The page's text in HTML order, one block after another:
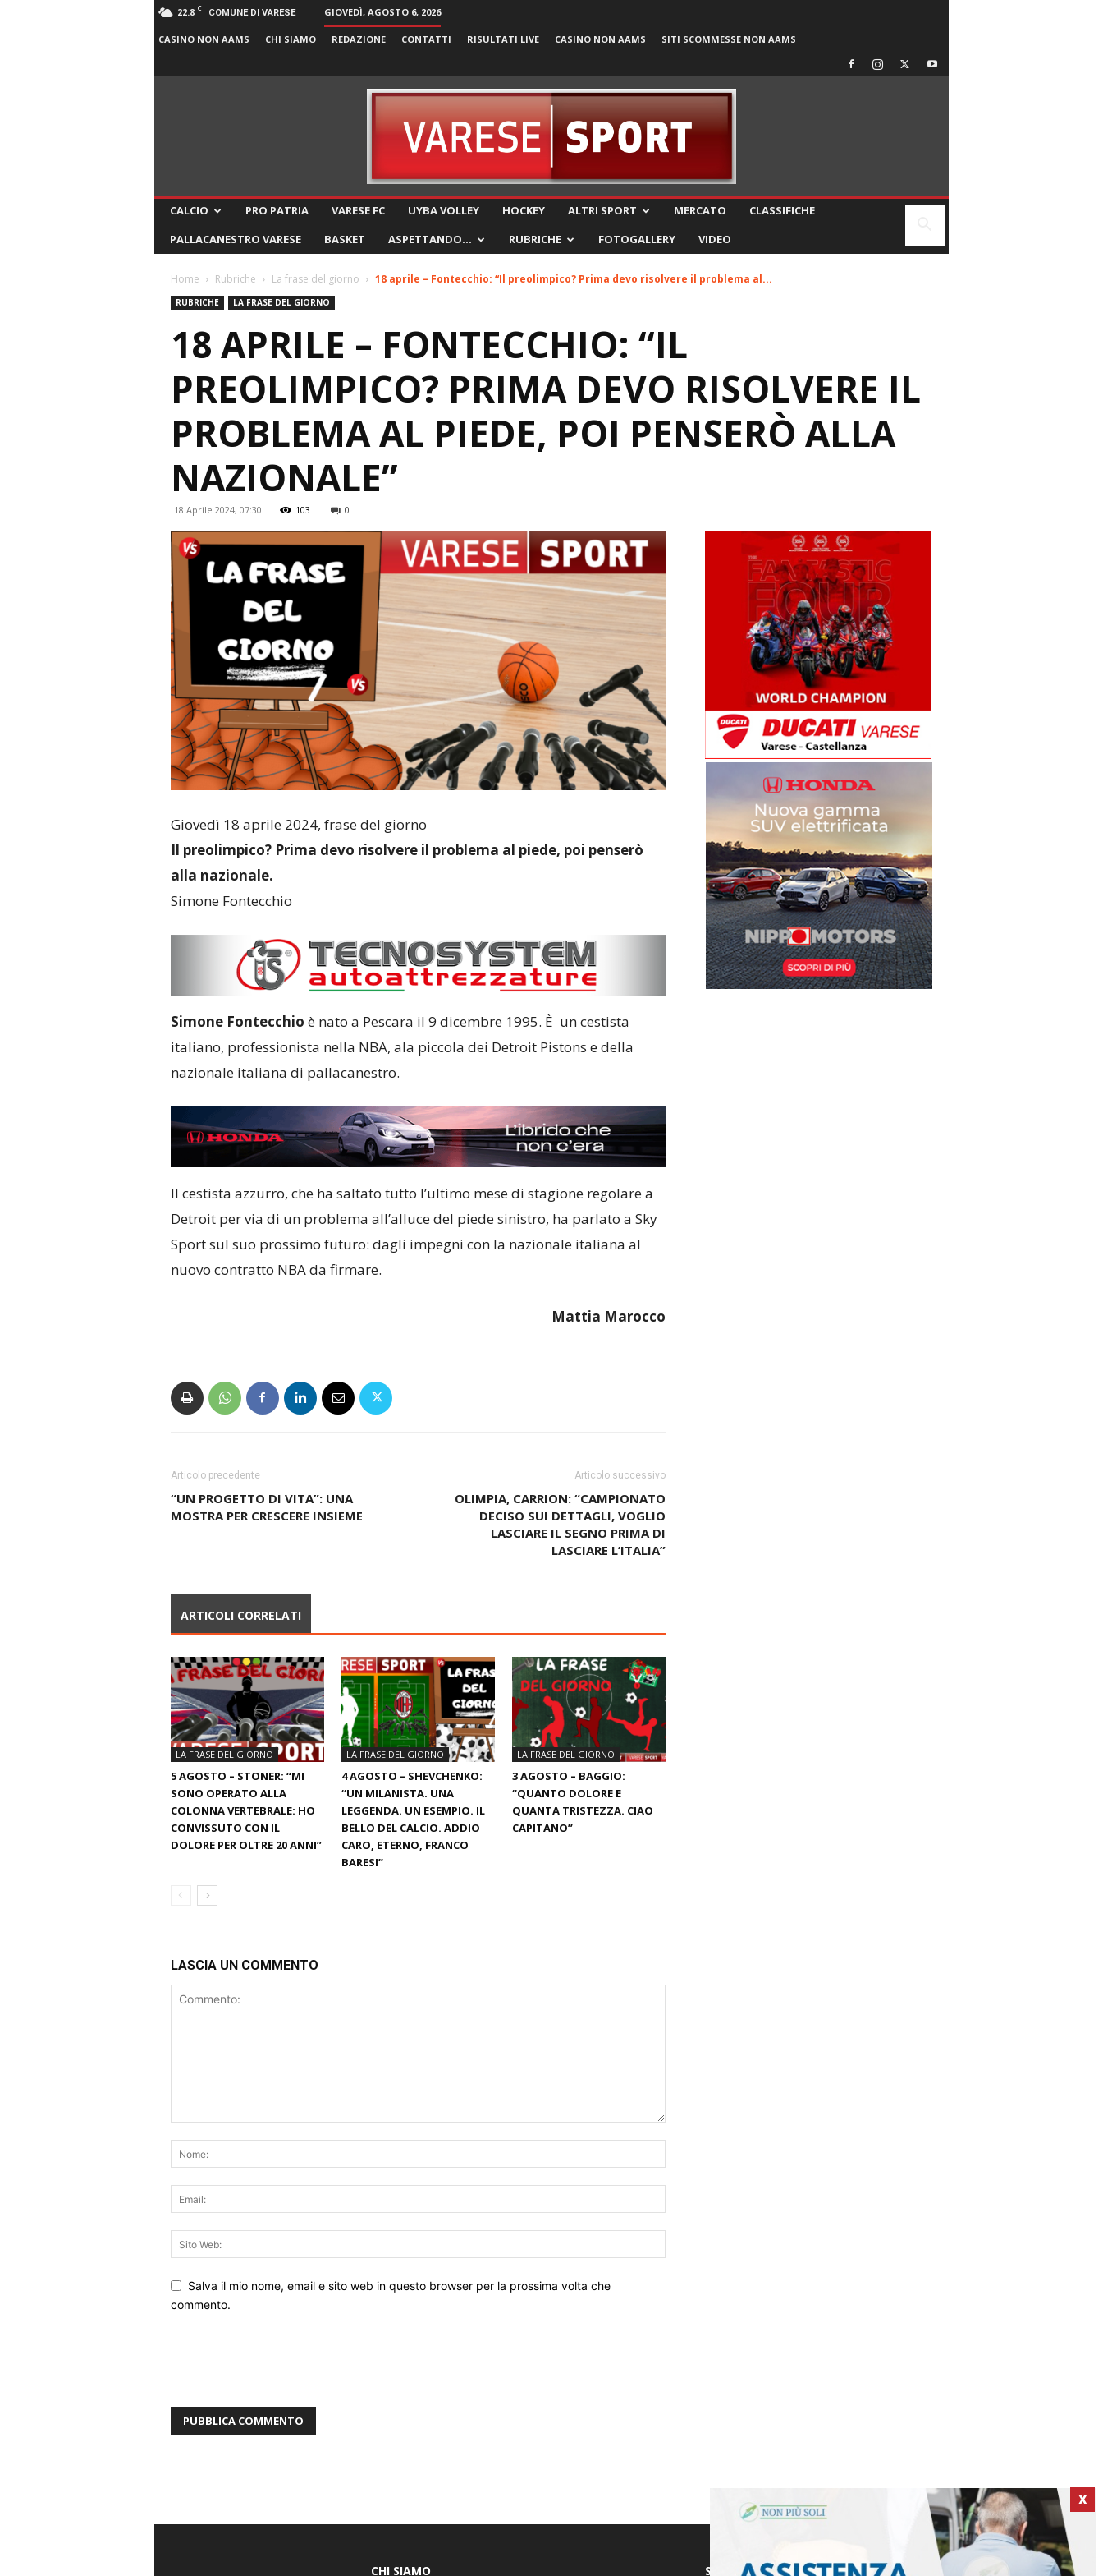
22.8 C COMUNE DI VARESE GIOVEDÌ, AGOSTO 6, 2026
CASINO NON AAMS CHI SIAMO REDAZIONE CONTATTI RISULTATI LIVE CASINO NON AAMS SITI SCOMMESSE NON AAMS
CALCIO PRO PATRIA VARESE FC UYBA VOLLEY HOCKEY ALTRI SPORT MERCATO
CLASSIFICHE
PALLACANESTRO VARESE
BASKET ASPETTANDO… RUBRICHE FOTOGALLERY VIDEO
Home Rubriche La frase del giorno 18 aprile – Fontecchio: “Il preolimpico? Prima devo risolvere il problema al...
RUBRICHE LA FRASE DEL GIORNO
18 APRILE – FONTECCHIO: “IL
PREOLIMPICO? PRIMA DEVO RISOLVERE IL
PROBLEMA AL PIEDE, POI PENSERÒ ALLA
NAZIONALE”
18 Aprile 2024, 07:30 103 0
Giovedì 18 aprile 2024, frase del giorno
Il preolimpico? Prima devo risolvere il problema al piede, poi penserò
alla nazionale.
Simone Fontecchio
Simone Fontecchio è nato a Pescara il 9 dicembre 1995. È un cestista
italiano, professionista nella NBA, ala piccola dei Detroit Pistons e della
nazionale italiana di pallacanestro.
Il cestista azzurro, che ha saltato tutto l’ultimo mese di stagione regolare a
Detroit per via di un problema all’alluce del piede sinistro, ha parlato a Sky
Sport sul suo prossimo futuro: dagli impegni con la nazionale italiana al
nuovo contratto NBA da firmare.
Mattia Marocco
Articolo precedente
“UN PROGETTO DI VITA”: UNA
MOSTRA PER CRESCERE INSIEME
Articolo successivo
OLIMPIA, CARRION: “CAMPIONATO
DECISO SUI DETTAGLI, VOGLIO
LASCIARE IL SEGNO PRIMA DI
LASCIARE L’ITALIA”
ARTICOLI CORRELATI
LA FRASE DEL GIORNO
5 AGOSTO – STONER: “MI
SONO OPERATO ALLA
COLONNA VERTEBRALE: HO
CONVISSUTO CON IL
DOLORE PER OLTRE 20 ANNI”
LA FRASE DEL GIORNO
4 AGOSTO – SHEVCHENKO:
“UN MILANISTA. UNA
LEGGENDA. UN ESEMPIO. IL
BELLO DEL CALCIO. ADDIO
CARO, ETERNO, FRANCO
BARESI”
LA FRASE DEL GIORNO
3 AGOSTO – BAGGIO:
“QUANTO DOLORE E
QUANTA TRISTEZZA. CIAO
CAPITANO”
LASCIA UN COMMENTO
Salva il mio nome, email e sito web in questo browser per la prossima volta che
commento.
X
CHI SIAMO SEGUICI